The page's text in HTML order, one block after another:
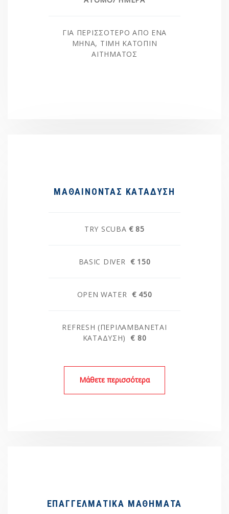
ΓΙΑ ΠΕΡΙΣΣΌΤΕΡΟ ΑΠΌ ΈΝΑ
ΜΉΝΑ, ΤΙΜΉ ΚΑΤΌΠΙΝ
ΑΙΤΉΜΑΤΟΣ
ΜΑΘΑΙΝΟΝΤΑΣ ΚΑΤΑΔΥΣΗ
TRY SCUBA€ 85
BASIC DIVER € 150
OPEN WATER € 450
REFRESH (ΠΕΡΙΛΑΜΒΆΝΕΤΑΙ
ΚΑΤΆΔΥΣΗ) € 80
Μάθετε περισσότερα
ΕΠΑΓΓΕΛΜΑΤΙΚΆ ΜΑΘΉΜΑΤΑ